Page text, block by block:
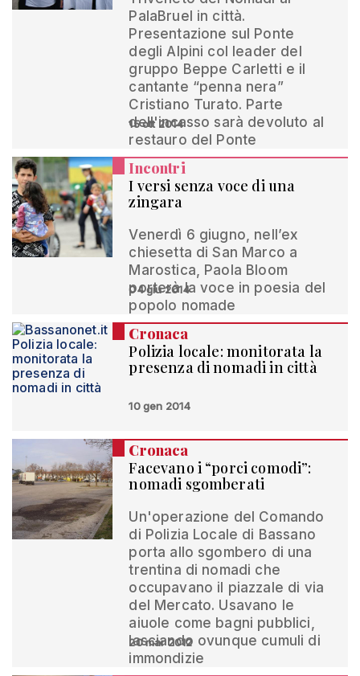
PalaBruel in città.
Presentazione sul Ponte
degli Alpini col leader del
gruppo Beppe Carletti e il
cantante “penna nera”
Cristiano Turato. Parte
dell'incasso sarà devoluto al
restauro del Ponte
15 ott 2014
Incontri
I versi senza voce di una
zingara
Venerdì 6 giugno, nell’ex
chiesetta di San Marco a
Marostica, Paola Bloom
porterà la voce in poesia del
popolo nomade
04 giu 2014
Cronaca
Polizia locale: monitorata la
presenza di nomadi in città
10 gen 2014
Cronaca
Facevano i “porci comodi”:
nomadi sgomberati
Un'operazione del Comando
di Polizia Locale di Bassano
porta allo sgombero di una
trentina di nomadi che
occupavano il piazzale di via
del Mercato. Usavano le
aiuole come bagni pubblici,
lasciando ovunque cumuli di
immondizie
20 mar 2012